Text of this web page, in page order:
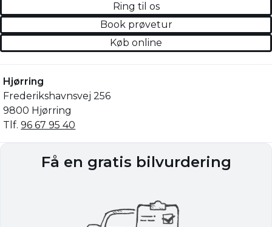
Ring til os
Book prøvetur
Køb online
Hjørring
Frederikshavnsvej 256
9800 Hjørring
Tlf.96 67 95 40
Få en gratis bilvurdering